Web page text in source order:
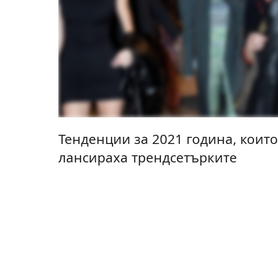
Тенденции за 2021 година, които
лансираха трендсетърките